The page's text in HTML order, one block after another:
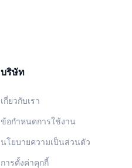
บริษัท
เกี่ยวกับเรา
ข้อกำหนดการใช้งาน
นโยบายความเป็นส่วนตัว
การตั้งค่าคุกกี้